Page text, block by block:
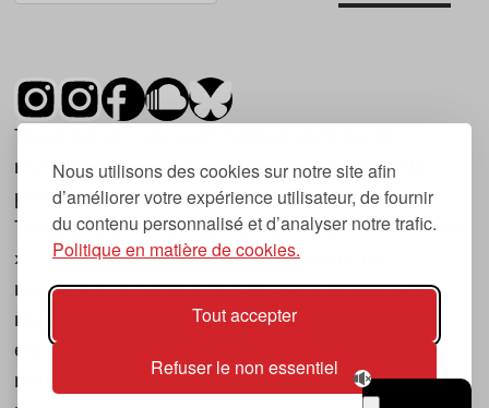
Nous utilisons des cookies sur notre site afin
d’améliorer votre expérience utilisateur, de fournir
du contenu personnalisé et d’analyser notre trafic.
Politique en matière de cookies.
Tout accepter
Refuser le non essentiel
Tsugi est un mensuel indépendant sur la
musique et les nouvelles tendances, dont la
première parution date de 2007.
Tsugi en japonais signifie « prochain », « suivant
», ce qui correspond à la thématique du
magazine, à l’affût des nouvelles tendances
musicales, qu’elles viennent de la musique
électronique, du rock ou du hip hop, et des
nouveaux phénomènes de société liés à la